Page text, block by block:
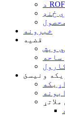
ځنډ
خبرونه
قضیه
ساحه
ونیسئ
اړیکه